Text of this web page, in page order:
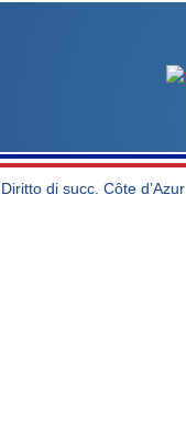
Diritto di succ. Côte d’Azur